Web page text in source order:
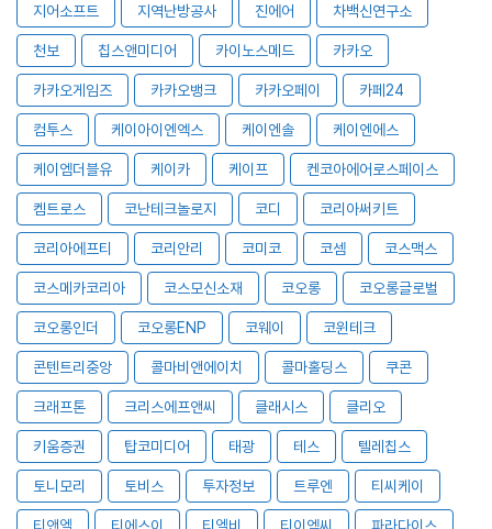
지어소프트 지역난방공사 진에어 차백신연구소
천보 칩스앤미디어 카이노스메드 카카오
카카오게임즈 카카오뱅크 카카오페이 카페24
컴투스 케이아이엔엑스 케이엔솔 케이엔에스
케이엠더블유 케이카 케이프 켄코아에어로스페이스
켐트로스 코난테크놀로지 코디 코리아써키트
코리아에프티 코리안리 코미코 코셈 코스맥스
코스메카코리아 코스모신소재 코오롱 코오롱글로벌
코오롱인더 코오롱ENP 코웨이 코윈테크
콘텐트리중앙 콜마비앤에이치 콜마홀딩스 쿠콘
크래프톤 크리스에프앤씨 클래시스 클리오
키움증권 탑코미디어 태광 테스 텔레칩스
토니모리 토비스 투자정보 트루엔 티씨케이
티앤엘 티에스이 티엘비 티이엠씨 파라다이스